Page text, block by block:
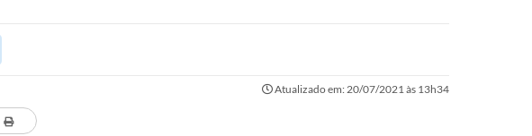
Atualizado em: 20/07/2021 às 13h34